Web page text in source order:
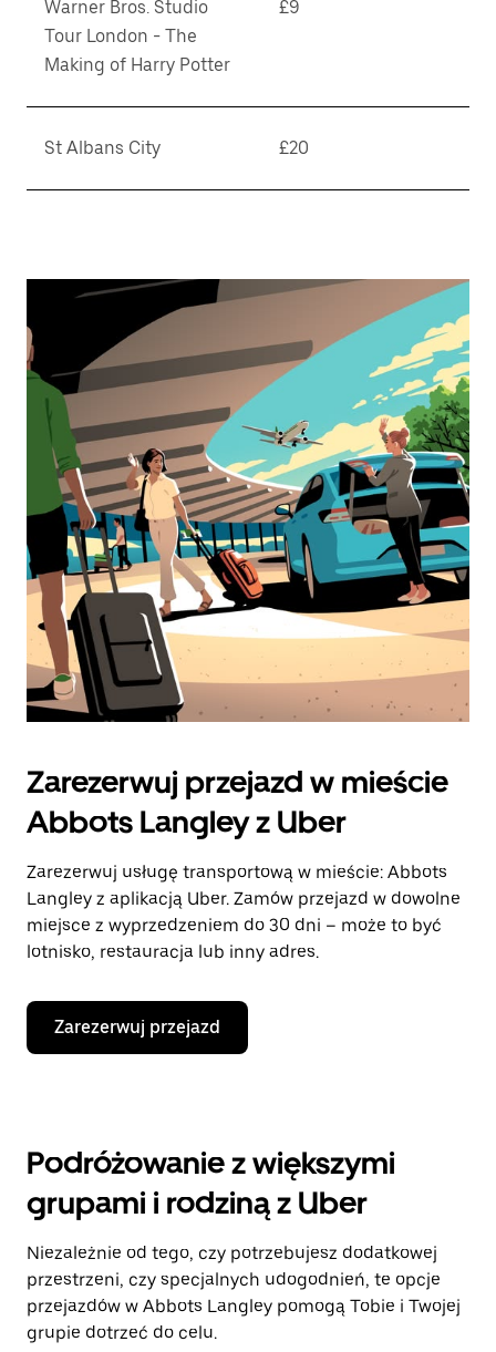
Warner Bros. Studio
Tour London - The
Making of Harry Potter
£9
St Albans City £20
Zarezerwuj przejazd w mieście
Abbots Langley z Uber
Zarezerwuj usługę transportową w mieście: Abbots
Langley z aplikacją Uber. Zamów przejazd w dowolne
miejsce z wyprzedzeniem do 30 dni – może to być
lotnisko, restauracja lub inny adres.
Zarezerwuj przejazd
Podróżowanie z większymi
grupami i rodziną z Uber
Niezależnie od tego, czy potrzebujesz dodatkowej
przestrzeni, czy specjalnych udogodnień, te opcje
przejazdów w Abbots Langley pomogą Tobie i Twojej
grupie dotrzeć do celu.